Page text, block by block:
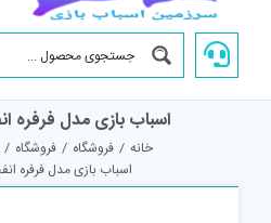
اسباب بازی مدل فرفره
خانه / فروشگاه / فروشگاه /
اسباب بازی مدل فرفره